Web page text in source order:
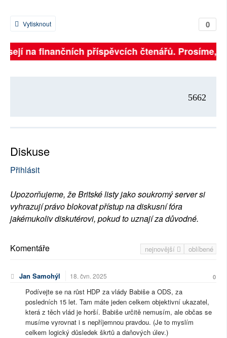
0
Vytisknout
na finančních příspěvcích čtenářů. Prosíme,
5662
Diskuse
Přihlásit
Upozorňujeme, že Britské listy jako soukromý server si
vyhrazují právo blokovat přístup na diskusní fóra
jakémukoliv diskutérovi, pokud to uznají za důvodné.
nejnovější oblíbené
Komentáře
Jan Samohýl 18. čvn. 2025 0
Podívejte se na růst HDP za vlády Babiše a ODS, za
posledních 15 let. Tam máte jeden celkem objektivní ukazatel,
která z těch vlád je horší. Babiše určitě nemusím, ale občas se
musíme vyrovnat i s nepříjemnou pravdou. (Je to myslím
celkem logický důsledek škrtů a daňových úlev.)